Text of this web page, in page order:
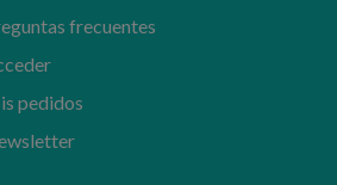
frecuentes
pedidos